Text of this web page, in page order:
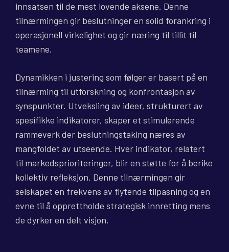
innsatsen til de mest lovende aksene. Denne
tilnærmingen gir beslutninger en solid forankring i
operasjonell virkelighet og gir næring til tillit til
teamene.
Dynamikken i justering som følger er basert på en
tilnærming til utforskning og konfrontasjon av
synspunkter. Utveksling av ideer, strukturert av
spesifikke indikatorer, skaper et stimulerende
rammeverk der beslutningstaking næres av
mangfoldet av utseende. Hver indikator, relatert
til markedsprioriteringer, blir en støtte for å berike
kollektiv refleksjon. Denne tilnærmingen gir
selskapet en frekvens av flytende tilpasning og en
evne til å opprettholde strategisk innretting mens
de dyrker en delt visjon.